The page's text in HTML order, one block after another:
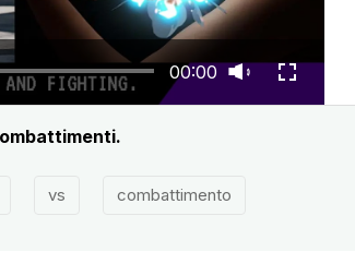
00:00
vs combattimento